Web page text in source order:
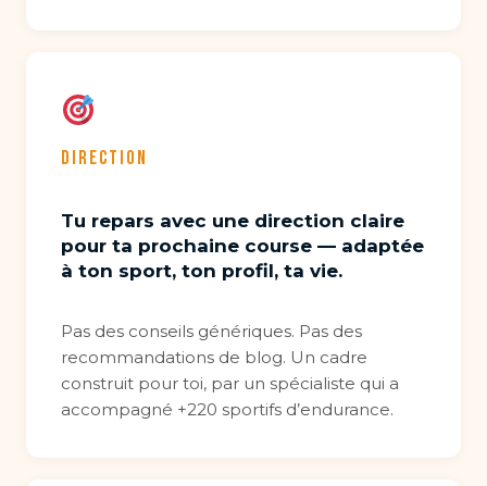
DIRECTION
Tu repars avec une direction claire
pour ta prochaine course — adaptée
à ton sport, ton profil, ta vie.
Pas des conseils génériques. Pas des
recommandations de blog. Un cadre
construit pour toi, par un spécialiste qui a
accompagné +220 sportifs d’endurance.